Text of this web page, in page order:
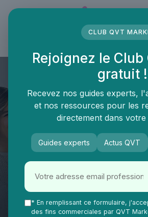
QVT Market Enjeux dans la QVT
Comment les
peuvent renforcer
l'engagement des
CLUB QVT
Rejoignez le Club
gratuit !
Recevez nos guides experts,
et nos ressources pour les
directement dans votre
Guides experts Actus QVT
* En remplissant ce formulaire,
des fins commerciales par QVT
Panneau de gestion des cookies